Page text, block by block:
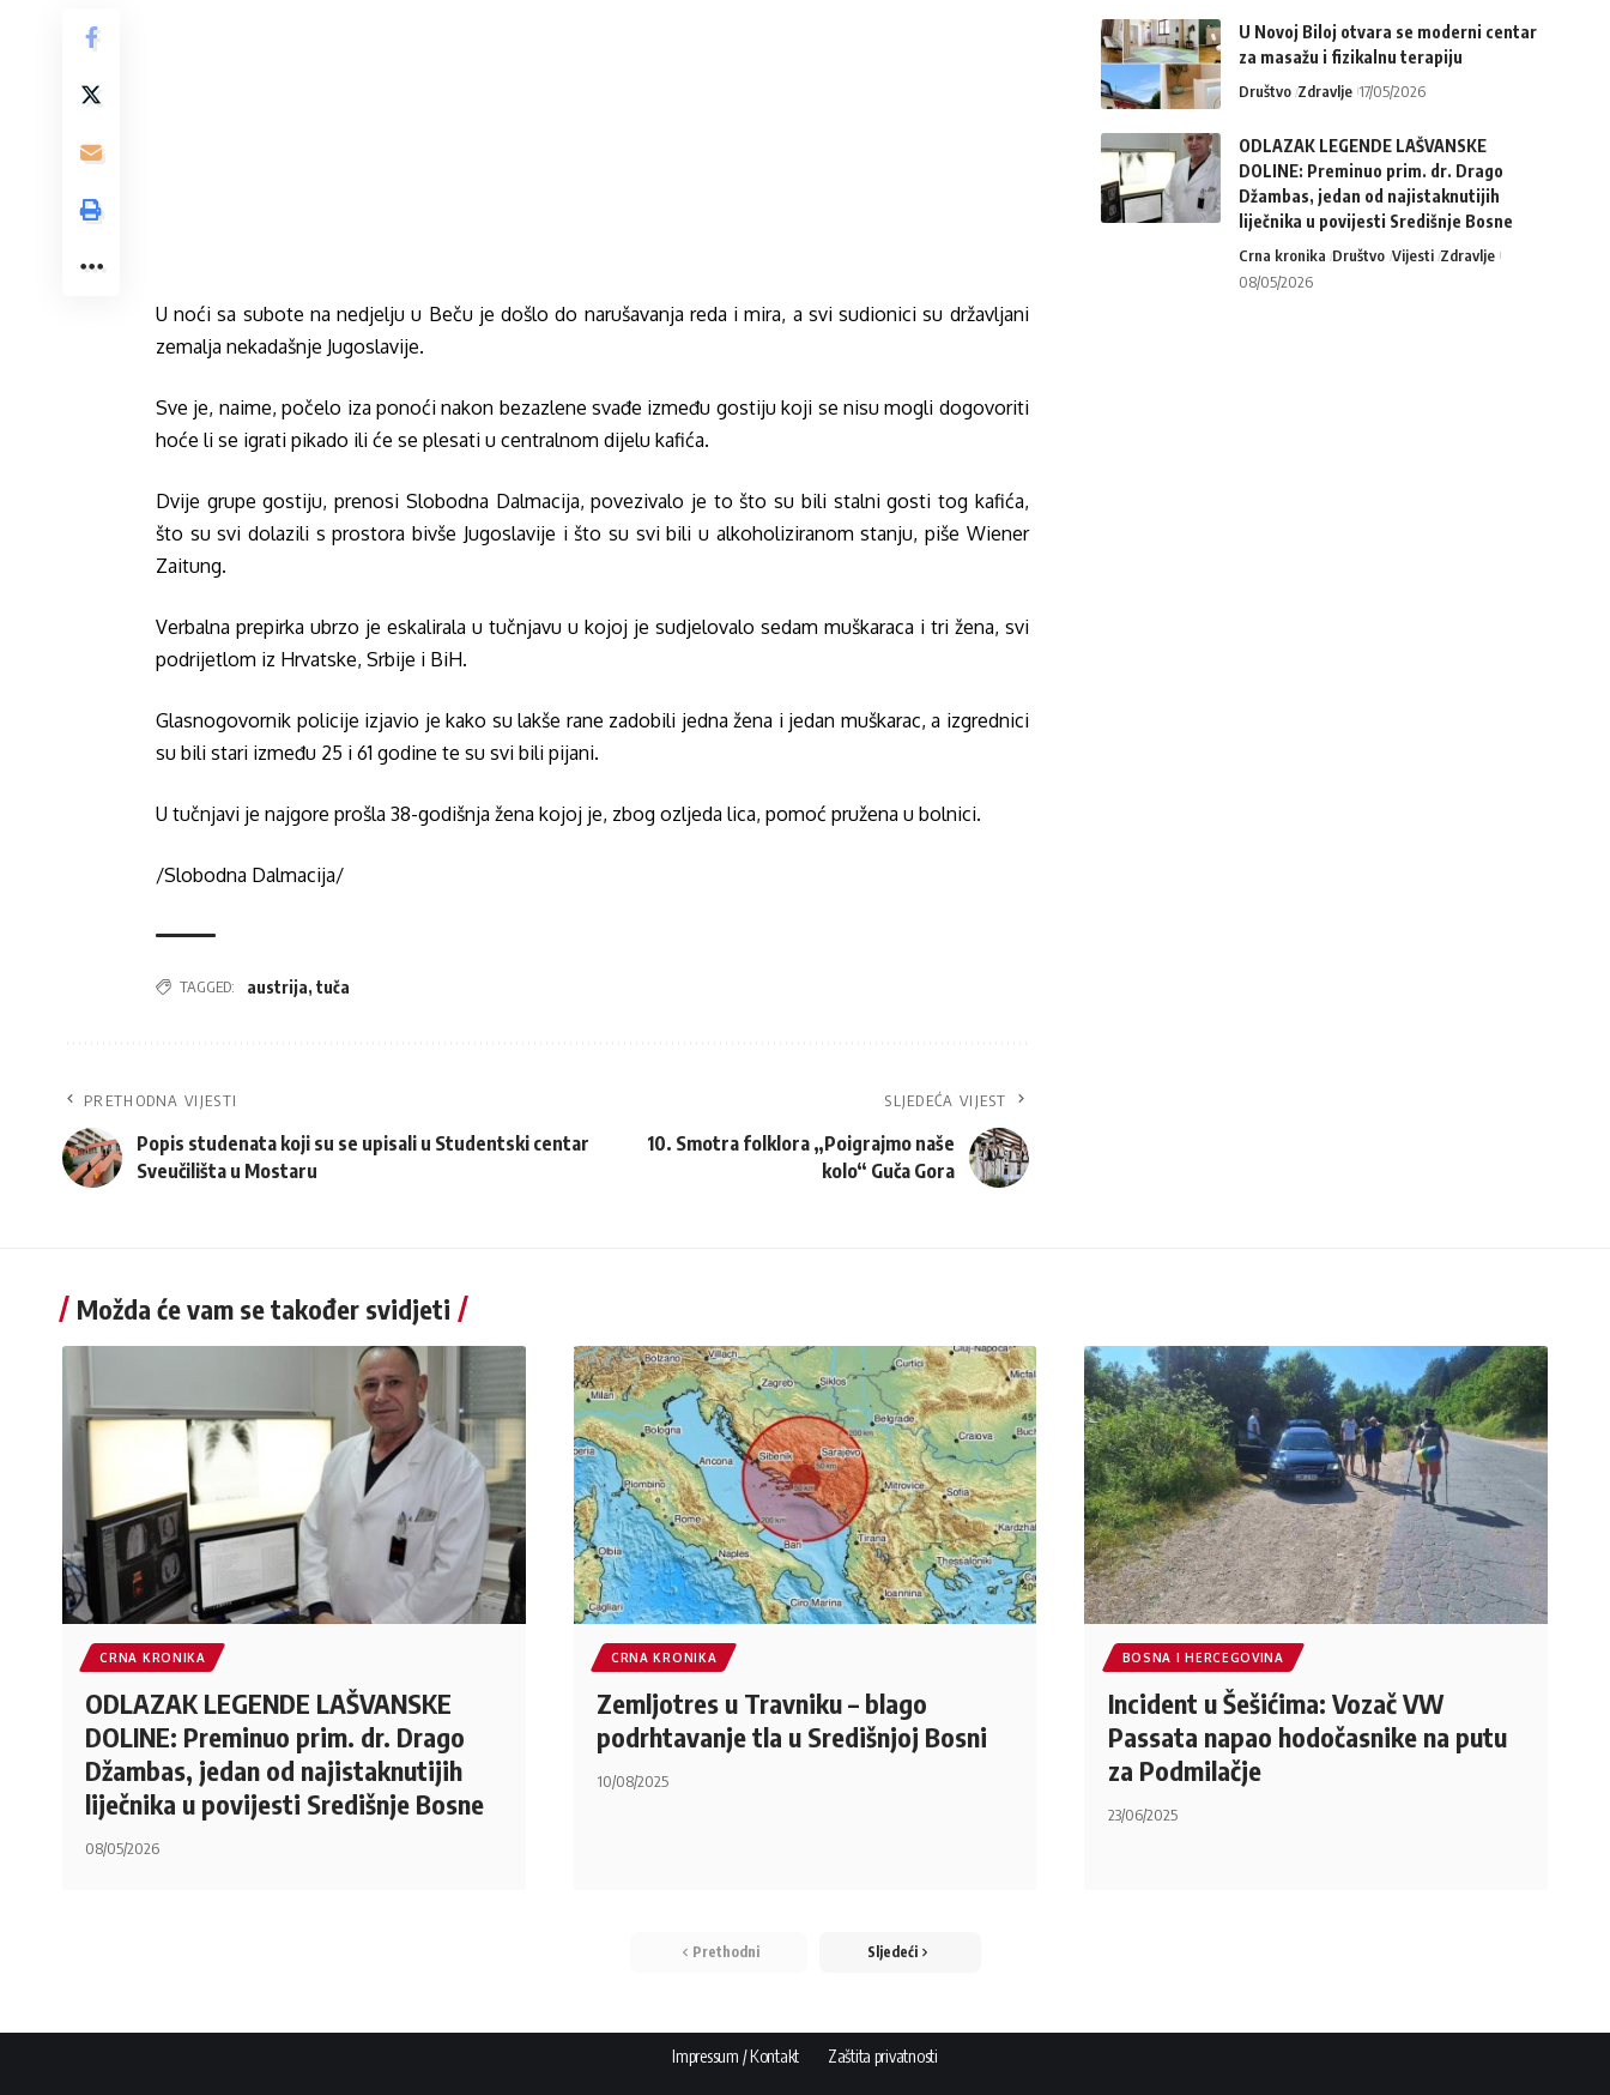
U noći sa subote na nedjelju u Beču je došlo do narušavanja reda i mira, a svi sudionici su državljani
zemalja nekadašnje Jugoslavije.
Sve je, naime, počelo iza ponoći nakon bezazlene svađe između gostiju koji se nisu mogli dogovoriti
hoće li se igrati pikado ili će se plesati u centralnom dijelu kafića.
Dvije grupe gostiju, prenosi Slobodna Dalmacija, povezivalo je to što su bili stalni gosti tog kafića,
što su svi dolazili s prostora bivše Jugoslavije i što su svi bili u alkoholiziranom stanju, piše Wiener
Zaitung.
Verbalna prepirka ubrzo je eskalirala u tučnjavu u kojoj je sudjelovalo sedam muškaraca i tri žena, svi
podrijetlom iz Hrvatske, Srbije i BiH.
Glasnogovornik policije izjavio je kako su lakše rane zadobili jedna žena i jedan muškarac, a izgrednici
su bili stari između 25 i 61 godine te su svi bili pijani.
U tučnjavi je najgore prošla 38-godišnja žena kojoj je, zbog ozljeda lica, pomoć pružena u bolnici.
/Slobodna Dalmacija/
TAGGED: austrija, tuča
PRETHODNA VIJESTI
Popis studenata koji su se upisali u Studentski centar
Sveučilišta u Mostaru
SLJEDEĆA VIJEST
10. Smotra folklora „Poigrajmo naše
kolo“ Guča Gora
U Novoj Biloj otvara se moderni centar
za masažu i fizikalnu terapiju
Društvo Zdravlje 17/05/2026
ODLAZAK LEGENDE LAŠVANSKE
DOLINE: Preminuo prim. dr. Drago
Džambas, jedan od najistaknutijih
liječnika u povijesti Središnje Bosne
Crna kronika Društvo Vijesti Zdravlje
08/05/2026
Možda će vam se također svidjeti
CRNA KRONIKA
ODLAZAK LEGENDE LAŠVANSKE
DOLINE: Preminuo prim. dr. Drago
Džambas, jedan od najistaknutijih
liječnika u povijesti Središnje Bosne
08/05/2026
CRNA KRONIKA
Zemljotres u Travniku – blago
podrhtavanje tla u Središnjoj Bosni
10/08/2025
BOSNA I HERCEGOVINA
Incident u Šešićima: Vozač VW
Passata napao hodočasnike na putu
za Podmilačje
23/06/2025
Prethodni Sljedeći
Impressum / Kontakt Zaštita privatnosti